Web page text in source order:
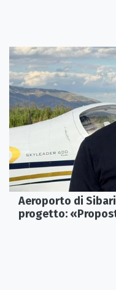
Aeroporto di
progetto: